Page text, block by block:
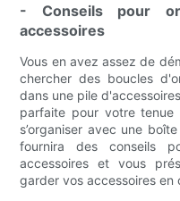
- Conseils pour
accessoires
Vous en avez assez de
chercher des boucles
dans une pile
parfaite pour votre
s’organiser avec une
fournira des conseils
accessoires et vous
garder vos accessoires en